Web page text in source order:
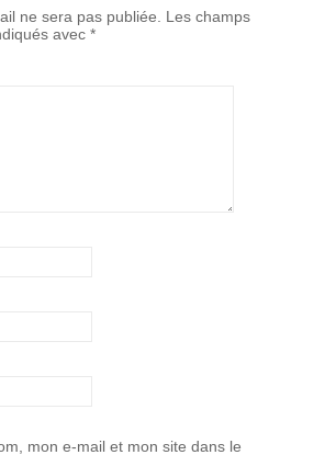
ne sera pas publiée.
Les champs
avec *
mon e-mail et mon site dans le